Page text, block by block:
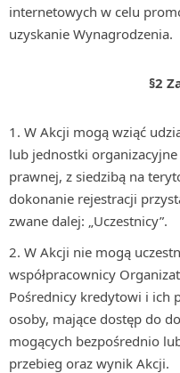
internetowych w celu
uzyskanie Wynagrodzenia.
§2
W Akcji mogą wziąć
lub jednostki
prawnej, z siedzibą na
dokonanie rejestracji
zwane dalej: „Uczestnicy”.
W Akcji nie mogą
współpracownicy
Pośrednicy kredytowi i ich
osoby, mające dostęp do
mogących bezpośrednio
przebieg oraz wynik Akcji.